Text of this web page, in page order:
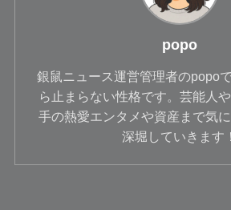
popo
銀鼠ニュース運営管理者のpopo
ら止まらない性格です。芸能人
手の熱愛エンタメや資産まで気
深堀していきます！